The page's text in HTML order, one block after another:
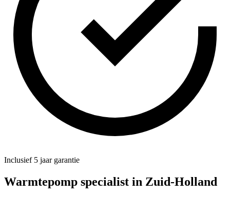
Inclusief 5 jaar garantie
Warmtepomp specialist in Zuid-Holland